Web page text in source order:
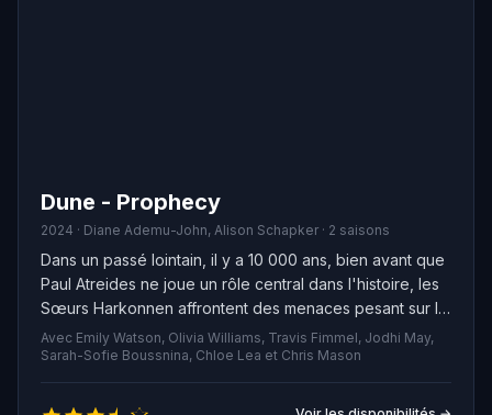
Dune - Prophecy
2024 · Diane Ademu-John, Alison Schapker · 2 saisons
Dans un passé lointain, il y a 10 000 ans, bien avant que
Paul Atreides ne joue un rôle central dans l'histoire, les
Sœurs Harkonnen affrontent des menaces pesant sur le
destin de l'humanité. Leur lutte aboutit à la création de la
célèbre secte Bene Gesserit.
Avec Emily Watson, Olivia Williams, Travis Fimmel, Jodhi May,
Sarah-Sofie Boussnina, Chloe Lea et Chris Mason